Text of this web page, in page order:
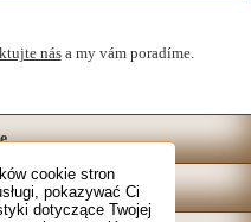
cookie stron
pokazywać Ci
dotyczące Twojej
nása my vám poradíme.